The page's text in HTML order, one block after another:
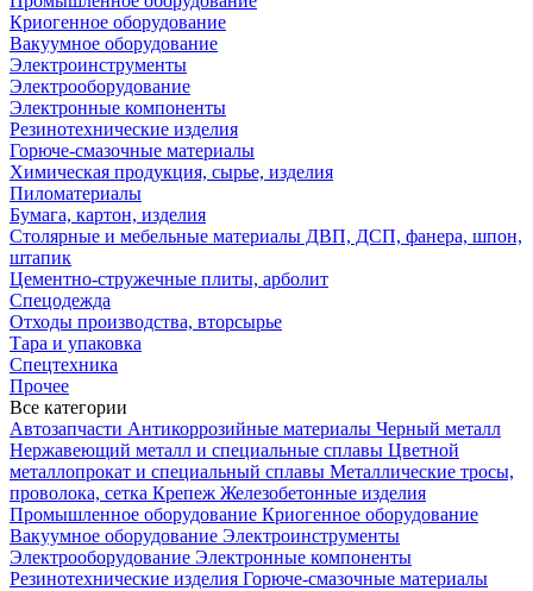
Криогенное оборудование
Вакуумное оборудование
Электроинструменты
Электрооборудование
Электронные компоненты
Резинотехнические изделия
Горюче-смазочные материалы
Химическая продукция, сырье, изделия
Пиломатериалы
Бумага, картон, изделия
Столярные и мебельные материалы ДВП, ДСП, фанера, шпон,
штапик
Цементно-стружечные плиты, арболит
Спецодежда
Отходы производства, вторсырье
Тара и упаковка
Спецтехника
Прочее
Все категории
Автозапчасти Антикоррозийные материалы Черный металл
Нержавеющий металл и специальные сплавы Цветной
металлопрокат и специальный сплавы Металлические тросы,
проволока, сетка Крепеж Железобетонные изделия
Промышленное оборудование Криогенное оборудование
Вакуумное оборудование Электроинструменты
Электрооборудование Электронные компоненты
Резинотехнические изделия Горюче-смазочные материалы